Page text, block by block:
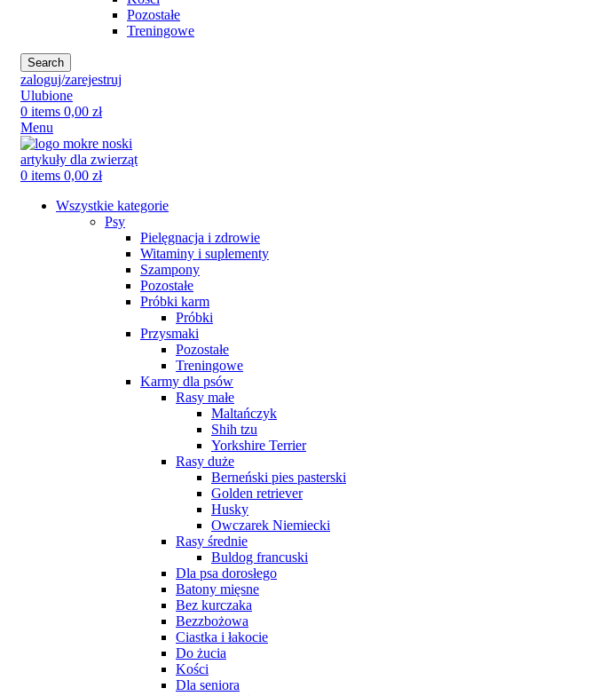
Pozostałe
Treningowe
Search
zaloguj/zarejestruj
Ulubione
0 items 0,00 zł
Menu
0 items 0,00 zł
Wszystkie kategorie
Psy
Pielęgnacja i zdrowie
Witaminy i suplementy
Szampony
Pozostałe
Próbki karm
Próbki
Przysmaki
Pozostałe
Treningowe
Karmy dla psów
Rasy małe
Maltańczyk
Shih tzu
Yorkshire Terrier
Rasy duże
Berneński pies pasterski
Golden retriever
Husky
Owczarek Niemiecki
Rasy średnie
Buldog francuski
Dla psa dorosłego
Batony mięsne
Bez kurczaka
Bezzbożowa
Ciastka i łakocie
Do żucia
Kości
Dla seniora